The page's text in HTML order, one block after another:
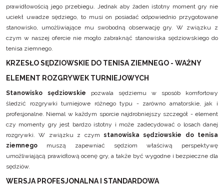
prawidłowością jego przebiegu. Jednak aby żaden istotny moment gry nie
uciekł uwadze sędziego, to musi on posiadać odpowiednio przygotowane
stanowisko, umożliwiające mu swobodną obserwację gry. W związku z
czym w naszej ofercie nie mogło zabraknąć stanowiska sędziowskiego do
tenisa ziemnego.
KRZESŁO SĘDZIOWSKIE DO TENISA ZIEMNEGO - WAŻNY
ELEMENT ROZGRYWEK TURNIEJOWYCH
Stanowisko sędziowskie pozwala sędziemu w sposób komfortowy
śledzić rozgrywki turniejowe różnego typu - zarówno amatorskie, jak i
profesjonalne. Niemal w każdym sporcie najdrobniejszy szczegół - element
czy momenty gry jest bardzo istotny i może zadecydować o losach danej
rozgrywki. W związku z czym stanowiska sędziowskie do tenisa
ziemnego muszą zapewniać sędziom właściwą perspektywę
umożliwiającą prawidłową ocenę gry, a także być wygodne i bezpieczne dla
sędziów.
WERSJA PROFESJONALNA I STANDARDOWA